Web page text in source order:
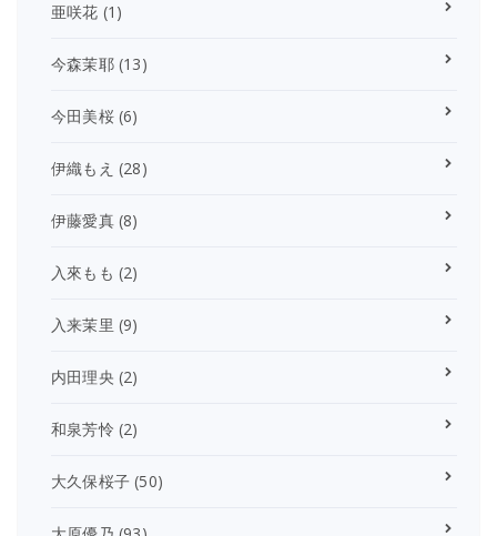
亜咲花 (1)
今森茉耶(13)
今田美桜(6)
伊織もえ (28)
伊藤愛真(8)
入來もも (2)
入来茉里 (9)
内田理央 (2)
和泉芳怜 (2)
大久保桜子 (50)